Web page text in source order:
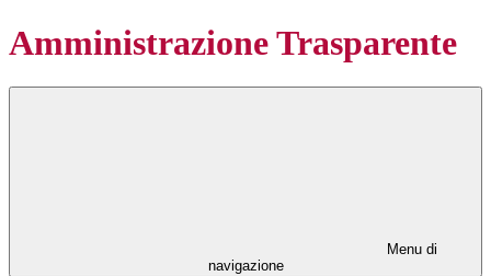
Amministrazione Trasparente
Menu di
navigazione